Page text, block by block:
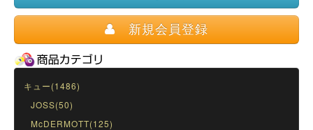
新規会員登録
キュー(1486)
JOSS(50)
McDERMOTT(125)